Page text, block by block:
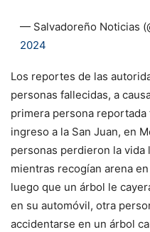
— Salvadoreño Noticias
2024
Los reportes de las
personas fallecidas, a
primera persona
ingreso a la San Juan, en
personas perdieron la
mientras recogían arena
luego que un árbol le
en su automóvil, otra
accidentarse en un árbol